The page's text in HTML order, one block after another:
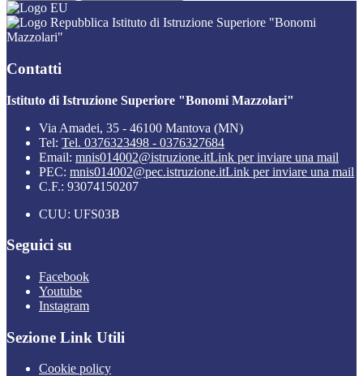
Istituto di Istruzione Superiore "Bonomi
Mazzolari"
Contatti
Istituto di Istruzione Superiore "Bonomi Mazzolari"
Via Amadei, 35 - 46100 Mantova (MN)
Tel: Tel. 0376323498 - 0376327684
Email: mnis014002@istruzione.itLink per inviare una mail
PEC: mnis014002@pec.istruzione.itLink per inviare una mail
C.F.: 93074150207
CUU: UFS03B
Seguici su
Facebook
Youtube
Instagram
Sezione Link Utili
Cookie policy